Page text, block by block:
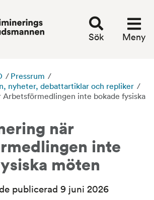
Sök Meny
/ Pressrum /
nyheter, debattartiklar och repliker /
inte bokade fysiska
när
inte
möten
publicerad 9 juni 2026